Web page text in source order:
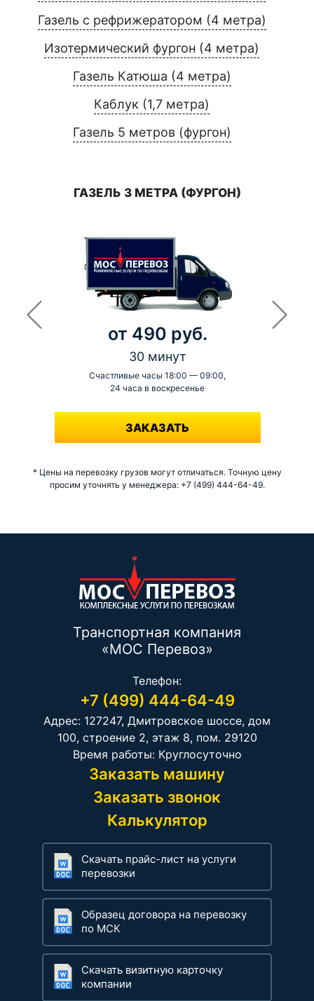
Газель с рефрижератором (4 метра)
Изотермический фургон (4 метра)
Газель Катюша (4 метра)
Каблук (1,7 метра)
Газель 5 метров (фургон)
ГАЗЕЛЬ 3 МЕТРА (ФУРГОН)
от 490 руб.
30 минут
Счастливые часы 18:00 — 09:00,
24 часа в воскресенье
-
ЗАКАЗАТЬ
* Цены на перевозку грузов могут отличаться. Точную цену
просим уточнять у менеджера: +7 (499) 444-64-49.
Транспортная компания
«МОС Перевоз»
Телефон:
+7 (499) 444-64-49
Адрес: 127247, Дмитровское шоссе, дом
100, строение 2, этаж 8, пом. 29120
Время работы: Круглосуточно
Заказать машину
Заказать звонок
Калькулятор
Скачать прайс-лист на услуги
перевозки
Образец договора на перевозку
по МСК
Скачать визитную карточку
компании